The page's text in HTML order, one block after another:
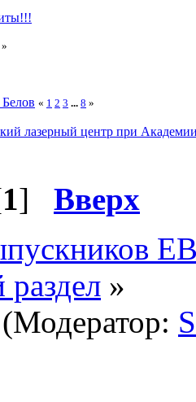
»
« 1 2 3 ... 8 »
лазерный центр при
1] Вверх
»
(Модератор: